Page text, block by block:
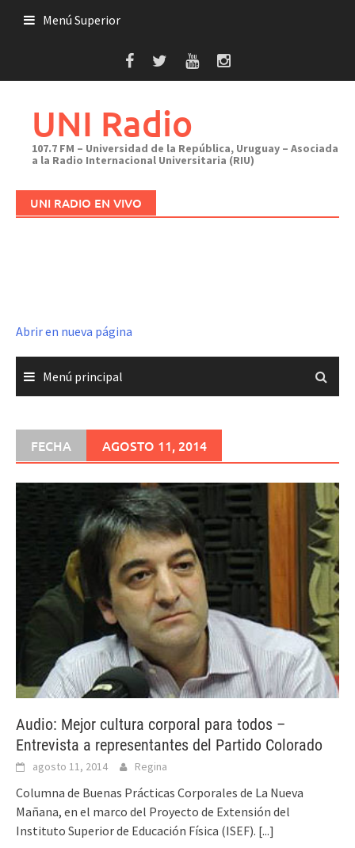
Menú Superior
UNI Radio
107.7 FM – Universidad de la República, Uruguay – Asociada
a la Radio Internacional Universitaria (RIU)
UNI RADIO EN VIVO
Abrir en nueva página
Menú principal
FECHA AGOSTO 11, 2014
Audio: Mejor cultura corporal para todos –
Entrevista a representantes del Partido Colorado
agosto 11, 2014 Regina
Columna de Buenas Prácticas Corporales de La Nueva
Mañana, en el marco del Proyecto de Extensión del
Instituto Superior de Educación Física (ISEF). [...]